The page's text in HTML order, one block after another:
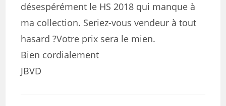
désespérément le HS 2018 qui manque à
ma collection. Seriez-vous vendeur à tout
hasard ?Votre prix sera le mien.
Bien cordialement
JBVD